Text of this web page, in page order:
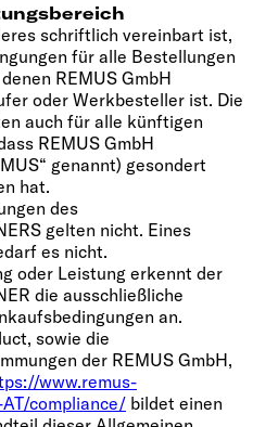
schriftlich vereinbart ist,
für alle Bestellungen
REMUS GmbH
oder Werkbesteller ist. Die
auch für alle künftigen
REMUS GmbH
genannt) gesondert
hat.
des
gelten nicht. Eines
es nicht.
oder Leistung erkennt der
die ausschließliche
an.
sowie die
der REMUS GmbH,
www.remus-
compliance/ bildet einen